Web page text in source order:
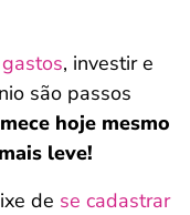
, investir e
são passos
hoje mesmo
leve!
de se cadastrar